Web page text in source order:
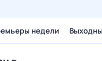
недели